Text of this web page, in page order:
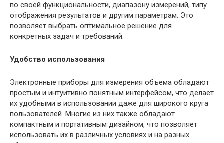
по своей функциональности, диапазону измерений, типу
отображения результатов и другим параметрам. Это
позволяет выбрать оптимальное решение для
конкретных задач и требований.
Удобство использования
Электронные приборы для измерения объема обладают
простым и интуитивно понятным интерфейсом, что делает
их удобными в использовании даже для широкого круга
пользователей. Многие из них также обладают
компактным и портативным дизайном, что позволяет
использовать их в различных условиях и на разных